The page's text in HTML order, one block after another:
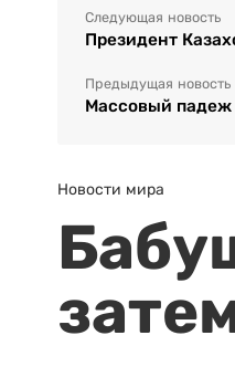
Следующая новость
Президент
Предыдущая новость
Массовый падеж
Новости мира